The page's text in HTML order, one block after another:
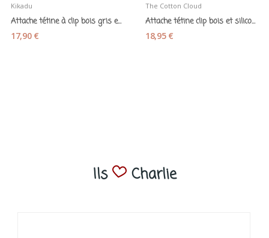
Kikadu
Attache tétine à clip bois gris et rose - Kikadu
17,90 €
The Cotton Cloud
Attache tétine clip bois et silicone "Zoo les...
18,95 €
Ils Charlie